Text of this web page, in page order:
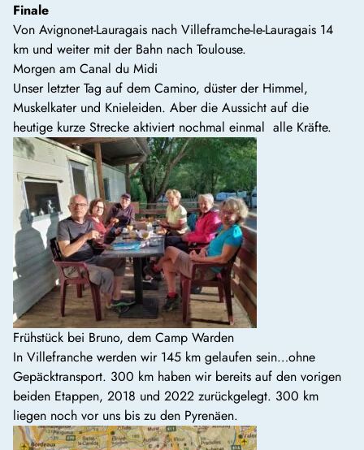
Finale
Von Avignonet-Lauragais nach Villeframche-le-Lauragais 14
km und weiter mit der Bahn nach Toulouse.
Morgen am Canal du Midi
Unser letzter Tag auf dem Camino, düster der Himmel,
Muskelkater und Knieleiden. Aber die Aussicht auf die
heutige kurze Strecke aktiviert nochmal einmal alle Kräfte.
Frühstück bei Bruno, dem Camp Warden
In Villefranche werden wir 145 km gelaufen sein…ohne
Gepäcktransport. 300 km haben wir bereits auf den vorigen
beiden Etappen, 2018 und 2022 zurückgelegt. 300 km
liegen noch vor uns bis zu den Pyrenäen.